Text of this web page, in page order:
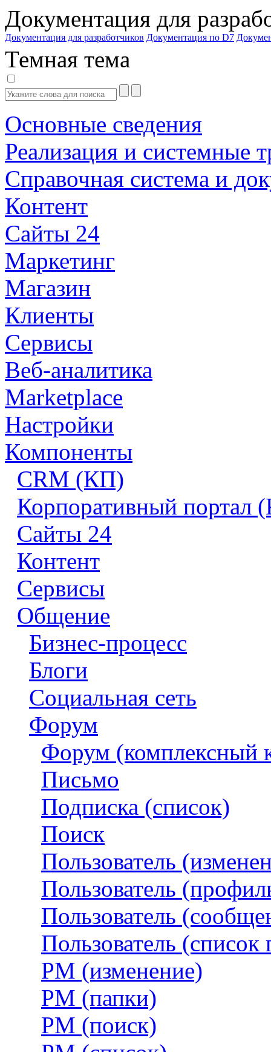
Документация для
Документация для разработчиков Документация по D7
Темная тема
Основные сведения
Реализация и системные
Справочная система и
Контент
Сайты 24
Маркетинг
Магазин
Клиенты
Сервисы
Веб-аналитика
Marketplace
Настройки
Компоненты
CRM (КП)
Корпоративный портал
Сайты 24
Контент
Сервисы
Общение
Бизнес-процесс
Блоги
Социальная сеть
Форум
Форум (комплексный
Письмо
Подписка (список)
Поиск
Пользователь
Пользователь
Пользователь
Пользователь (список
PM (изменение)
PM (папки)
PM (поиск)